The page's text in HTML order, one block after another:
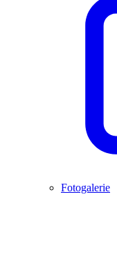
Fotogalerie